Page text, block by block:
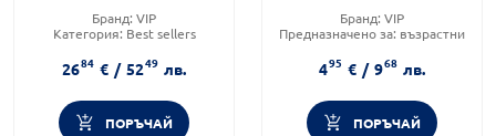
Бранд: VIP
Категория: Best sellers
2684 € / 5249 лв.
ПОРЪЧАЙ
Бранд: VIP
Предназначено за: възрастни
495 € / 968 лв.
ПОРЪЧАЙ